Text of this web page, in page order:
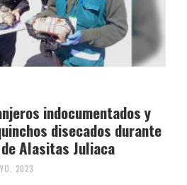
indocumentados y
disecados durante
Alasitas Juliaca
2023